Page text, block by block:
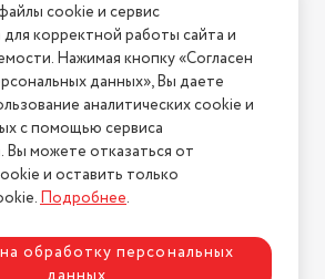
Мытье в посудомоечной
машине
для дома , для готовки, для
подарка
в наборе 1 шт
родным , друзьям , коллегам
22
Условия возврата
на сайте? Напишите нам
"АстМаркет". У нас есть всё!
конфиденциальности
cookie и сервис
корректной работы сайта и
Нажимая кнопку «Согласен
данных», Вы даете
аналитических cookie и
с помощью сервиса
Вы можете отказаться от
и оставить только
Подробнее.
обработку персональных